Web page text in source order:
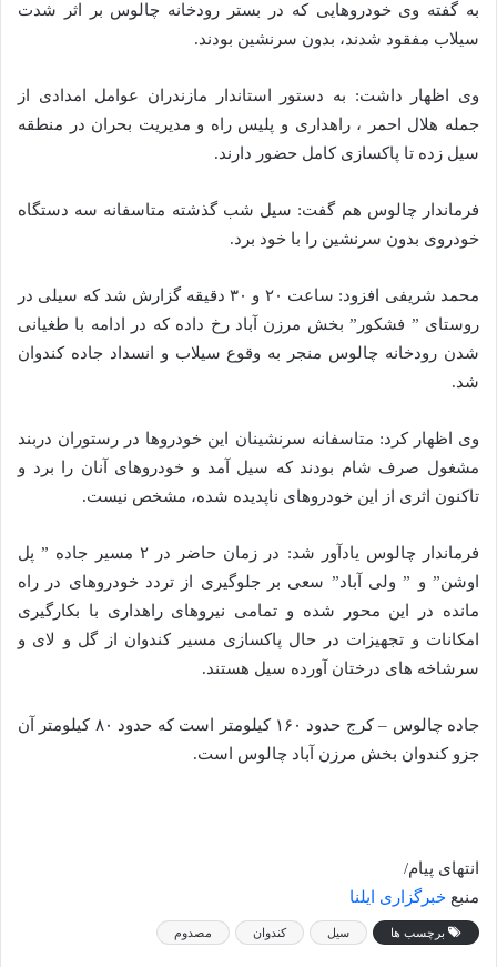
به گفته وی خودروهایی که در بستر رودخانه چالوس بر اثر شدت
سیلاب مفقود شدند، بدون سرنشین بودند.
وی اظهار داشت: به دستور استاندار مازندران عوامل امدادی از
جمله هلال احمر ، راهداری و پلیس راه و مدیریت بحران در منطقه
سیل زده تا پاکسازی کامل حضور دارند.
فرماندار چالوس هم گفت: سیل شب گذشته متاسفانه سه دستگاه
خودروی بدون سرنشین را با خود برد.
محمد شریفی افزود: ساعت ۲۰ و ۳۰ دقیقه گزارش شد که سیلی در
روستای ” فشکور” بخش مرزن آباد رخ داده که در ادامه با طغیانی
شدن رودخانه چالوس منجر به وقوع سیلاب و انسداد جاده کندوان
شد.
وی اظهار کرد: متاسفانه سرنشینان این خودروها در رستوران دربند
مشغول صرف شام بودند که سیل آمد و خودروهای آنان را برد و
تاکنون اثری از این خودروهای ناپدیده شده، مشخص نیست.
فرماندار چالوس یادآور شد: در زمان حاضر در ۲ مسیر جاده ” پل
اوشن” و ” ولی آباد” سعی بر جلوگیری از تردد خودروهای در راه
مانده در این محور شده و تمامی نیروهای راهداری با بکارگیری
امکانات و تجهیزات در حال پاکسازی مسیر کندوان از گل و لای و
سرشاخه های درختان آورده سیل هستند.
جاده چالوس – کرج حدود ۱۶۰ کیلومتر است که حدود ۸۰ کیلومتر آن
جزو کندوان بخش مرزن آباد چالوس است.
انتهای پیام/
منبع خبرگزاری ایلنا
برچسب ها سیل کندوان مصدوم